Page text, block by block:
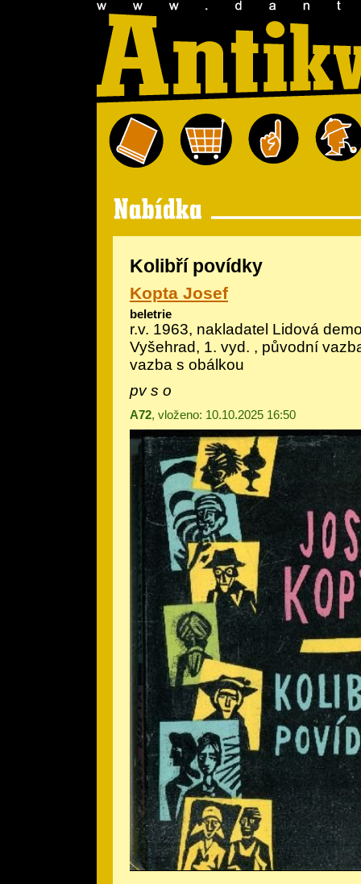
Kolibří povídky
Kopta Josef
beletrie
r.v. 1963, nakladatel Lidová
Vyšehrad, 1. vyd. , původní
vazba s obálkou
pv s o
A72, vloženo: 10.10.2025 16:50